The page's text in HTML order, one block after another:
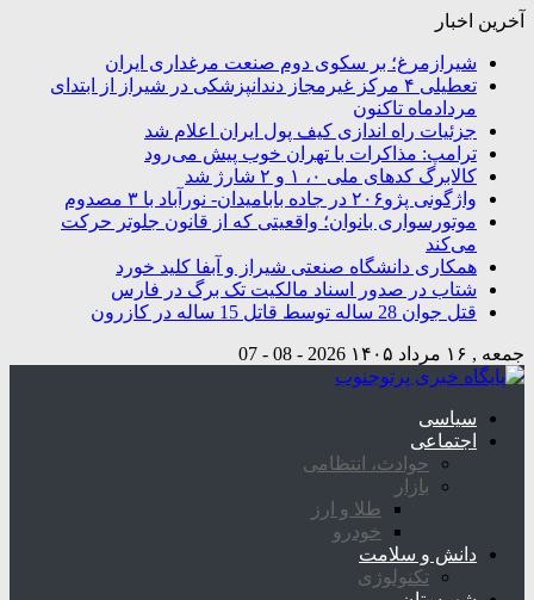
آخرین اخبار
شیرازمرغ؛ بر سکوی دوم صنعت مرغداری ایران
تعطیلی ۴ مرکز غیرمجاز دندانپزشکی در شیراز از ابتدای
مردادماه تاکنون
جزئیات راه اندازی کیف پول ایران اعلام شد
ترامپ: مذاکرات با تهران خوب پیش می‌رود
کالابرگ کدهای ملی ۰، ۱ و ۲ شارژ شد
واژگونی پژو۲۰۶ در جاده بابامیدان- نورآباد با ۳ مصدوم
موتورسواری بانوان؛ واقعیتی که از قانون جلوتر حرکت
می‌کند
همکاری دانشگاه صنعتی شیراز و آبفا کلید خورد
شتاب در صدور اسناد مالکیت تک برگ در فارس
قتل جوان 28 ساله توسط قاتل 15 ساله در کازرون
جمعه , ۱۶ مرداد ۱۴۰۵ 2026 - 08 - 07
سیاسی
اجتماعی
حوادث، انتظامی
بازار
طلا و ارز
خودرو
دانش و سلامت
تکنولوژی